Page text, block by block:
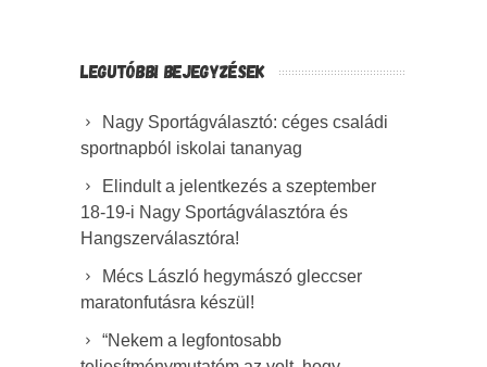
LEGUTÓBBI BEJEGYZÉSEK
Nagy Sportágválasztó: céges családi
sportnapból iskolai tananyag
Elindult a jelentkezés a szeptember
18-19-i Nagy Sportágválasztóra és
Hangszerválasztóra!
Mécs László hegymászó gleccser
maratonfutásra készül!
“Nekem a legfontosabb